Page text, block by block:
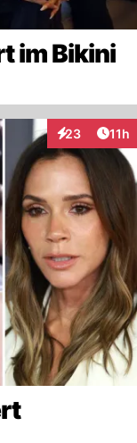
im Bikini
23
Interaktionen
11h